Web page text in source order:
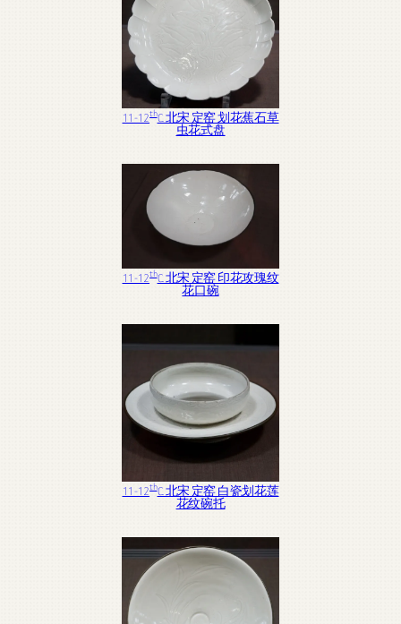
11-12thC. 北宋 定窑 划花蕉石草
虫花式盘
11-12thC. 北宋 定窑 印花攻瑰纹
花口碗
11-12thC. 北宋 定窑 白瓷划花莲
花纹碗托